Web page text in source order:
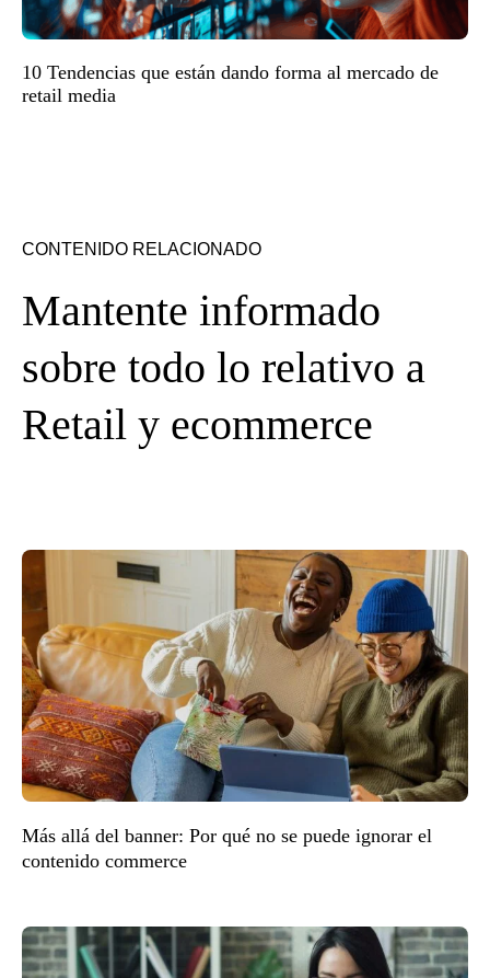
10 Tendencias que están dando forma al mercado de
retail media
CONTENIDO RELACIONADO
Mantente informado
sobre todo lo relativo a
Retail y ecommerce
Más allá del banner: Por qué no se puede ignorar el
contenido commerce